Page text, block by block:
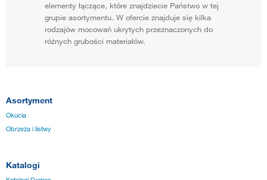
elementy łączące, które znajdziecie Państwo w tej
grupie asortymentu. W ofercie znajduje się kilka
rodzajów mocowań ukrytych przeznaczonych do
różnych grubości materiałów.
Asortyment
Okucia
Obrzeża i listwy
Katalogi